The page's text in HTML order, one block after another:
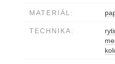
MATERIÁL:
TECHNIKA: